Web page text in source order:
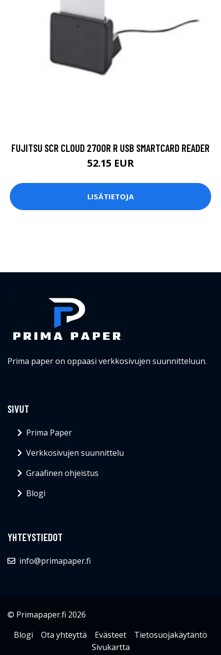
FUJITSU SCR CLOUD 2700R R USB SMARTCARD READER
52.15 EUR
LISÄTIETOJA
Prima paper on oppaasi verkkosivujen suunnitteluun.
SIVUT
Prima Paper
Verkkosivujen suunnittelu
Graafinen ohjeistus
Blogi
YHTEYSTIEDOT
info@primapaper.fi
© Primapaper.fi 2026
Blogi
Ota yhteyttä Evästeet
Tietosuojakäytäntö
Sivukartta